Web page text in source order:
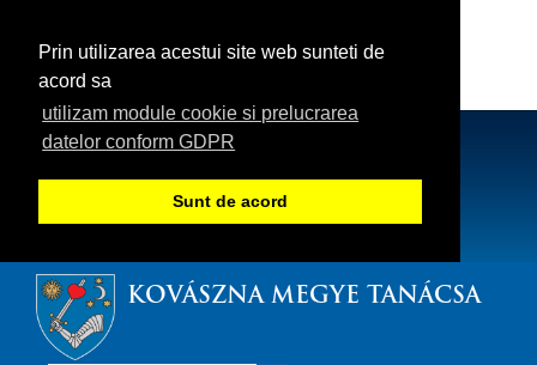
Prin utilizarea acestui site web sunteti de
acord sa
utilizam module cookie si prelucrarea
datelor conform GDPR
Sunt de acord
KOVÁSZNA MEGYE TANÁCSA